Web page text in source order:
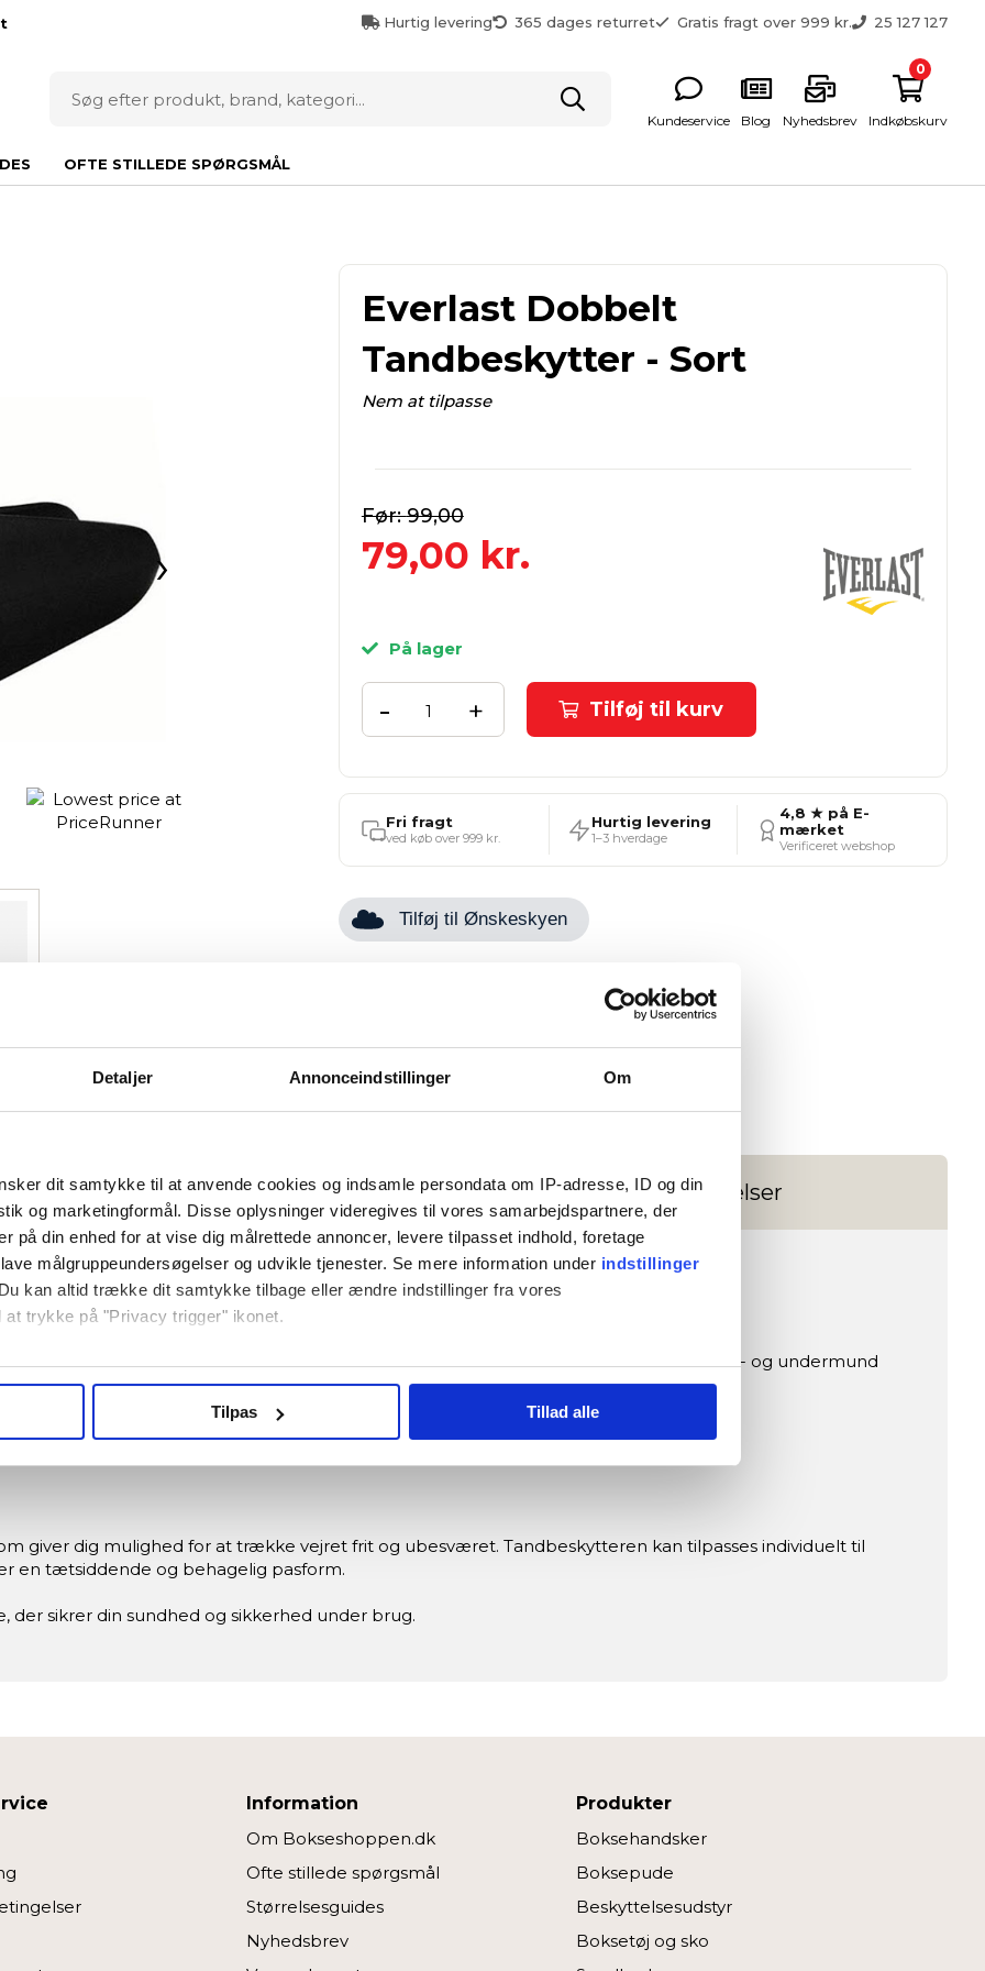
Detaljer Annonceindstillinger Om
dit samtykke til at anvende cookies og indsamle persondata om IP-adresse, ID og din
og marketingformål. Disse oplysninger videregives til vores samarbejdspartnere, der
på din enhed for at vise dig målrettede annoncer, levere tilpasset indhold, foretage
målgruppeundersøgelser og udvikle tjenester. Se mere information under indstillinger
kan altid trække dit samtykke tilbage eller ændre indstillinger fra vores
trykke på "Privacy trigger" ikonet.
gerne:
på en scanning af dens unikke karakteristika (fingerprinting)
hjemmeside fungerer; andre hjælper os med at forstå, hvordan du bruger siden, så vi kan
Tilpas Tillad alle
Hurtig levering 365 dages returret Gratis fragt over 999 kr. 25 127 127
Kundeservice Blog Nyhedsbrev Indkøbskurv
0
OFTE STILLEDE SPØRGSMÅL
›
Everlast Dobbelt
Tandbeskytter - Sort
Nem at tilpasse
99,00
79,00 kr.
På lager
+
- Tilføj til kurv
Fri fragt
ved køb over 999 kr.
Hurtig levering
1–3 hverdage
4,8 ★ på E-
mærket
Verificeret webshop
Tilføj til Ønskeskyen
Specifikationer Anmeldelser
- Sort
Everlast Dobbelt Tandbeskytter i sort. Med dens dobbelte beskyttelse af både over- og undermund
de mest intense træninger og kampe.
giver dig mulighed for at trække vejret frit og ubesværet. Tandbeskytteren kan tilpasses individuelt til
en tætsiddende og behagelig pasform.
der sikrer din sundhed og sikkerhed under brug.
Information
Om Bokseshoppen.dk
Ofte stillede spørgsmål
Størrelsesguides
Nyhedsbrev
Produkter
Boksehandsker
Boksepude
Beskyttelsesudstyr
Boksetøj og sko